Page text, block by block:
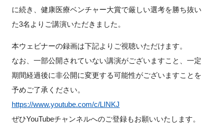
イベントお知らせメール登録
に続き、健康医療ベンチャー大賞で厳しい選考を勝ち抜い
た3名よりご講演いただきました。
本ウェビナーの録画は下記よりご視聴いただけます。
なお、一部公開されていない講演がございますこと、一定
期間経過後に非公開に変更する可能性がございますことを
予めご了承ください。
https://www.youtube.com/c/LINKJ
ぜひYouTubeチャンネルへのご登録もお願いいたします。